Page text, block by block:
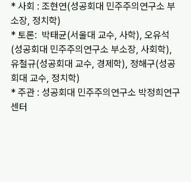
* 사회 : 조현연(성공회대 민주주의연구소 부
소장, 정치학)
* 토론:  박태균(서울대 교수, 사학), 오유석
(성공회대 민주주의연구소 부소장, 사회학),
유철규(성공회대 교수, 경제학), 정해구(성공
회대 교수, 정치학)
* 주관 : 성공회대 민주주의연구소 박정희연구
센터